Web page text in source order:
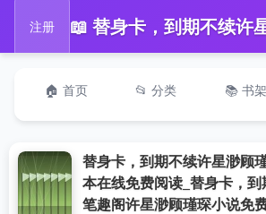
注册
🏠 首页 📂 分类 📚 书架
替身卡，到期不续许星渺顾
本在线免费阅读_替身卡，到
笔趣阁许星渺顾瑾琛小说免